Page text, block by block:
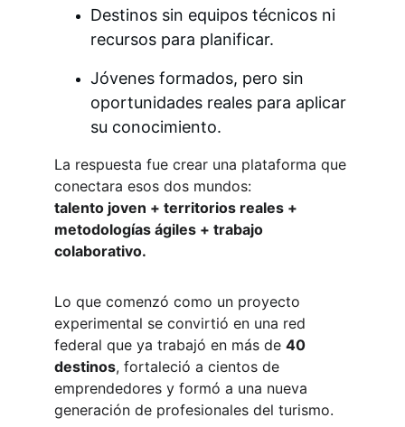
Destinos sin equipos técnicos ni
recursos para planificar.
Jóvenes formados, pero sin
oportunidades reales para aplicar
su conocimiento.
La respuesta fue crear una plataforma que
conectara esos dos mundos:
talento joven + territorios reales +
metodologías ágiles + trabajo
colaborativo.
Lo que comenzó como un proyecto
experimental se convirtió en una red
federal que ya trabajó en más de 40
destinos, fortaleció a cientos de
emprendedores y formó a una nueva
generación de profesionales del turismo.